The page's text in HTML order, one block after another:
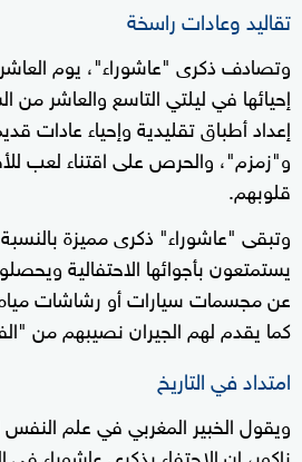
تقاليد وعادات راسخة
وتصادف ذكرى "عاشوراء"، يوم
إحيائها في ليلتي التاسع والعاشر
إعداد أطباق تقليدية وإحياء عادات
و"زمزم"، والحرص على اقتناء لعب
قلوبهم.
وتبقى "عاشوراء" ذكرى مميزة
يستمتعون بأجوائها الاحتفالية
عن مجسمات سيارات أو رشاشات مياه
كما يقدم لهم الجيران نصيبهم من
امتداد في التاريخ
ويقول الخبير المغربي في علم
زاكور، إن الاحتفاء بذكرى عاشوراء